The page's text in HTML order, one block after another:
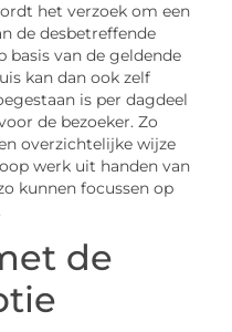
het verzoek om een
de desbetreffende
basis van de geldende
kan dan ook zelf
is per dagdeel
de bezoeker. Zo
overzichtelijke wijze
werk uit handen van
kunnen focussen op
de